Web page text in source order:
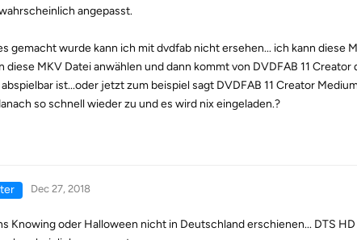
angepasst.
gemacht wurde kann ich mit dvdfab nicht ersehen... ich kann diese
diese MKV Datei anwählen und dann kommt von DVDFAB 11
ist...oder jetzt zum beispiel sagt DVDFAB 11 Creator
so schnell wieder zu und es wird nix eingeladen.?
Dec 27, 2018
Knowing oder Halloween nicht in Deutschland erschienen... DTS HD